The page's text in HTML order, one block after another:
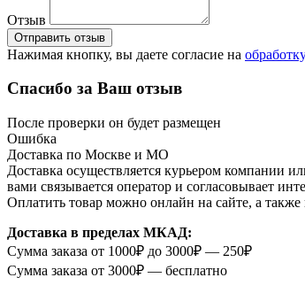
Отзыв
Отправить отзыв
Нажимая кнопку, вы даете согласие на
Спасибо за Ваш отзыв
После проверки он будет размещен
Ошибка
Доставка по Москве и МО
Доставка осуществляется курьером компании
вами связывается оператор и согласовывает
Оплатить товар можно онлайн на сайте, а
Доставка в пределах МКАД:
Сумма заказа от 1000₽ до 3000₽ — 250₽
Сумма заказа от 3000₽ — бесплатно